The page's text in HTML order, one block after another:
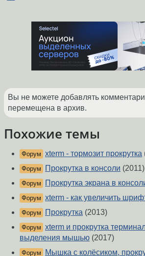
Вы не можете добавлять
перемещена в архив.
Похожие темы
Форум xterm - тормозит прокрутка
Форум Прокрутка в консоли (2011)
Форум Прокрутка экрана в
Форум xterm - как увеличить
Форум Прокрутка (2013)
Форум xterm и прокрутка
выделения мышью (2017)
Форум Мышка с колёсиком,